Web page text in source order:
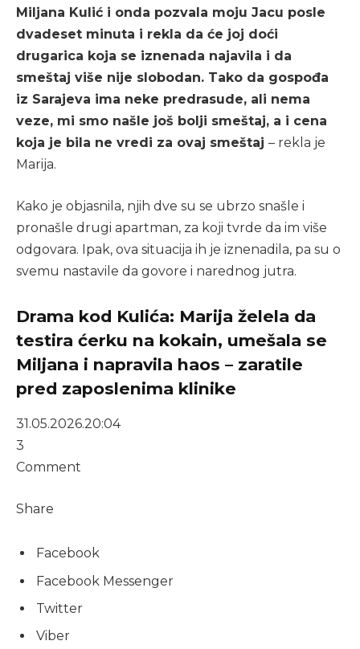
Miljana Kulić i onda pozvala moju Jacu posle
dvadeset minuta i rekla da će joj doći
drugarica koja se iznenada najavila i da
smeštaj više nije slobodan. Tako da gospođa
iz Sarajeva ima neke predrasude, ali nema
veze, mi smo našle još bolji smeštaj, a i cena
koja je bila ne vredi za ovaj smeštaj – rekla je
Marija.
Kako je objasnila, njih dve su se ubrzo snašle i
pronašle drugi apartman, za koji tvrde da im više
odgovara. Ipak, ova situacija ih je iznenadila, pa su o
svemu nastavile da govore i narednog jutra.
Drama kod Kulića: Marija želela da
testira ćerku na kokain, umešala se
Miljana i napravila haos – zaratile
pred zaposlenima klinike
31.05.2026.20:04
3
Comment
Share
Facebook
Facebook Messenger
Twitter
Viber